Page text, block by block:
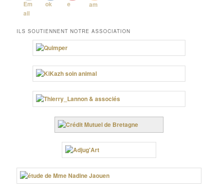
ILS SOUTIENNENT NOTRE ASSOCIATION